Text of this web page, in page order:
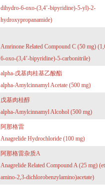
dihydro-6-oxo-(3,4’-bipyridine)-5-yl)-2-
hydroxypropanamide)
Amrinone Related Compound C (50 mg)
6-oxo-(3,4’-bipyridine)-5-carbonitrile)
alpha-戊基肉桂基乙酸酯
alpha-Amylcinnamyl Acetate (500 mg)
戊基肉桂醇
alpha-Amylcinnamyl Alcohol (500 mg)
阿那格雷
Anagrelide Hydrochloride (100 mg)
阿那格雷杂质A
Anagrelide Related Compound A (25 mg)
amino-2,3-dichlorobenzylamino)acetate)